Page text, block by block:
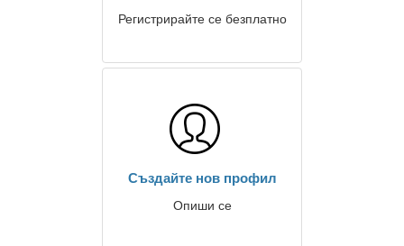
Регистрирайте се безплатно
Създайте нов профил
Опиши се